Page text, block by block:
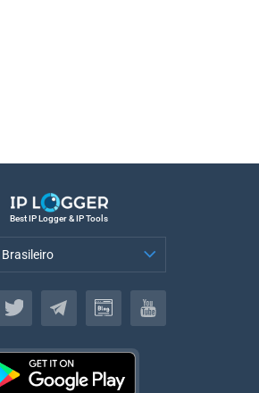
Best IP Logger & IP Tools
Brasileiro
Brasileiro